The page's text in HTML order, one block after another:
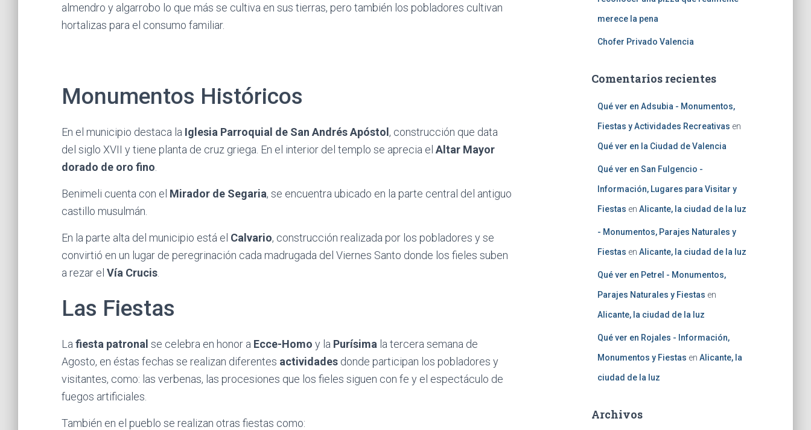
almendro y algarrobo lo que más se cultiva en sus tierras, pero también los pobladores cultivan
hortalizas para el consumo familiar.
Monumentos Históricos
En el municipio destaca la Iglesia Parroquial de San Andrés Apóstol , construcción que data
del siglo XVII y tiene planta de cruz griega. En el interior del templo se aprecia el Altar Mayor
dorado de oro fino
Benimeli cuenta con el Mirador de Segaria, se encuentra ubicado en la parte central del antiguo
castillo musulmán.
En la parte alta del municipio está el Calvario, construcción realizada por los pobladores y se
convirtió en un lugar de peregrinación cada madrugada del Viernes Santo donde los fieles suben
a rezar el Vía Crucis
Las Fiestas
La fiesta patronal se celebra en honor a Ecce-Homo y la Purísima la tercera semana de
Agosto, en éstas fechas se realizan diferentes actividades donde participan los pobladores y
visitantes, como: las verbenas, las procesiones que los fieles siguen con fe y el espectáculo de
fuegos artificiales.
También en el pueblo se realizan otras fiestas como:
merece la pena
Chofer Privado Valencia
Comentarios recientes
Qué ver en Adsubia - Monumentos,
Fiestas y Actividades Recreativas en
Qué ver en la Ciudad de Valencia
Qué ver en San Fulgencio -
Información, Lugares para Visitar y
Fiestas en Alicante, la ciudad de la luz
- Monumentos, Parajes Naturales y
Fiestas en Alicante, la ciudad de la luz
Qué ver en Petrel - Monumentos,
Parajes Naturales y Fiestas en
Alicante, la ciudad de la luz
Qué ver en Rojales - Información,
Monumentos y Fiestas en Alicante, la
ciudad de la luz
Archivos